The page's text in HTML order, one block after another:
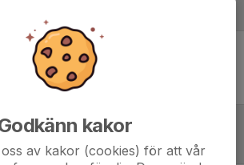
Inget referat skrivet
kakor
av kakor (cookies) för att vår